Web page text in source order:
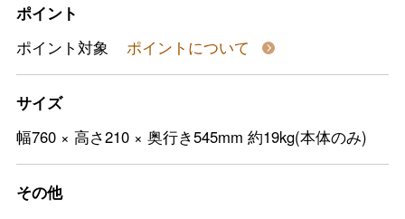
ポイント
ポイント対象
ポイントについて
サイズ
幅760 × 高さ210 × 奥行き545mm 約19kg(本体のみ)
その他